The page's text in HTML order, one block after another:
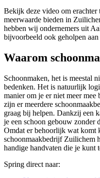
Bekijk deze video om
meerwaarde bieden in
hebben wij ondernemers uit
bijvoorbeeld ook geholpen aan
Waarom
Schoonmaken, het is meestal
bedenken. Het is natuurlijk
manier om je er niet meer
zijn er meerdere
graag bij helpen. Dankzij een
je een schoon gebouw zonder
Omdat er behoorlijk wat komt
schoonmaakbedrijf Zuilichem
handige handvaten die je kunt
Spring direct naar: